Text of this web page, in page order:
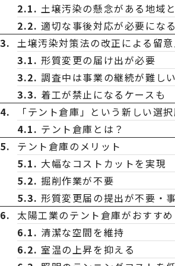
土壌汚染の懸念がある地域
適切な事後対応が必要になる
土壌汚染対策法の改正による留意
形質変更の届け出が必要
調査中は事業の継続が難しい
着工が禁止になるケースも
「テント倉庫」という新しい選
テント倉庫とは？
テント倉庫のメリット
大幅なコストカットを実現
掘削作業が不要
形質変更届の提出が不要・
太陽工業のテント倉庫がおすすめ
清潔な空間を維持
室温の上昇を抑える